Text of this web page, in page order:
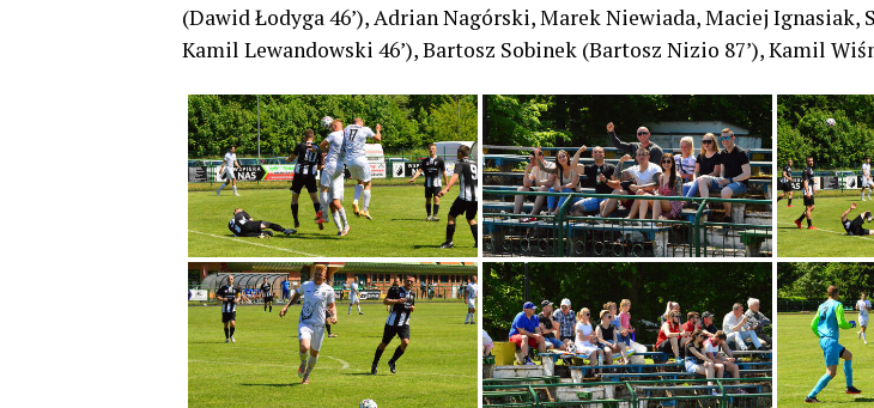
(Dawid Łodyga 46’), Adrian Nagórski, Marek Niewiada, Maciej Ignasiak,
Kamil Lewandowski 46’), Bartosz Sobinek (Bartosz Nizio 87’), Kamil